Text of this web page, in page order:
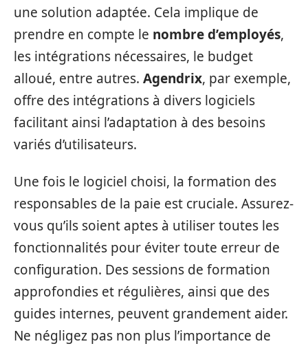
une solution adaptée. Cela implique de
prendre en compte le nombre d’employés,
les intégrations nécessaires, le budget
alloué, entre autres. Agendrix, par exemple,
offre des intégrations à divers logiciels
facilitant ainsi l’adaptation à des besoins
variés d’utilisateurs.
Une fois le logiciel choisi, la formation des
responsables de la paie est cruciale. Assurez-
vous qu’ils soient aptes à utiliser toutes les
fonctionnalités pour éviter toute erreur de
configuration. Des sessions de formation
approfondies et régulières, ainsi que des
guides internes, peuvent grandement aider.
Ne négligez pas non plus l’importance de